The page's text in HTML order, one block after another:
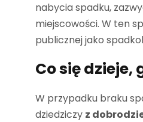
nabycia spadku,
miejscowości. W ten
publicznej jako
Co się
W przypadku braku
dziedziczy z